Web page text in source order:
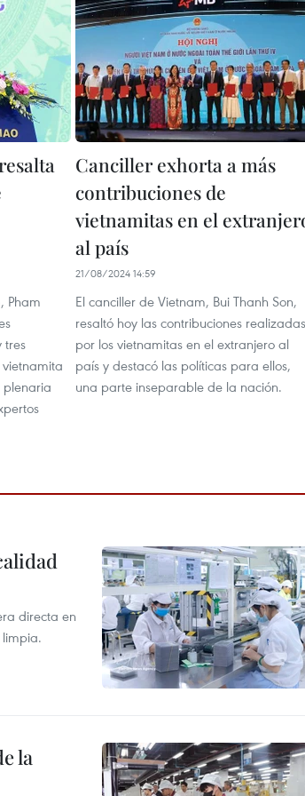
Pham
tres
plenaria
Canciller exhorta a más
contribuciones de
vietnamitas en el
al país
21/08/2024 14:59
El canciller de Vietnam, Bui Thanh Son,
resaltó hoy las contribuciones realizadas
por los vietnamitas en el extranjero al
país y destacó las políticas para ellos,
una parte inseparable de la nación.
directa en
la